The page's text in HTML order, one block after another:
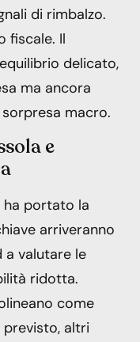
di rimbalzo.
fiscale. Il
delicato,
ma ancora
macro.
e
ha portato la
arriveranno
a valutare le
ridotta.
come
previsto, altri